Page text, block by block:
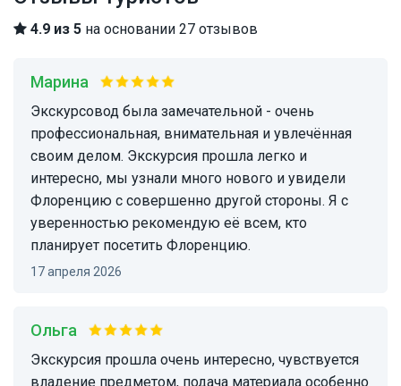
4.9 из 5 на основании 27 отзывов
Марина
Экскурсовод была замечательной - очень
профессиональная, внимательная и увлечённая
своим делом. Экскурсия прошла легко и
интересно, мы узнали много нового и увидели
Флоренцию с совершенно другой стороны. Я с
уверенностью рекомендую её всем, кто
планирует посетить Флоренцию.
17 апреля 2026
Ольга
Экскурсия прошла очень интересно, чувствуется
владение предметом, подача материала особенно